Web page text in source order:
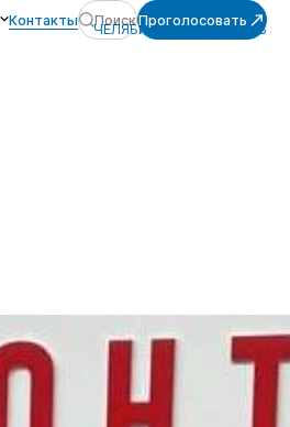
Контакты ПоискПроголосовать
ЧЕЛЯБИНСКАЯ ОБЛАСТЬ